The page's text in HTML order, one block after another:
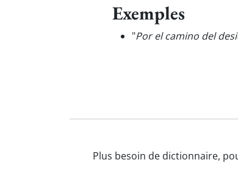
Exemples
"Por el camino del
Plus besoin de dictionnaire,